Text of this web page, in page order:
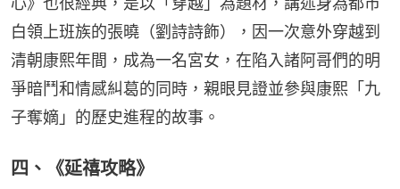
白領上班族的張曉（劉詩詩飾），因一次意外穿越到
清朝康熙年間，成為一名宮女，在陷入諸阿哥們的明
爭暗鬥和情感糾葛的同時，親眼見證並參與康熙「九
子奪嫡」的歷史進程的故事。
四、《延禧攻略》